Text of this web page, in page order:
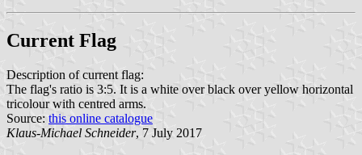
Current Flag
Description of current flag:
The flag's ratio is 3:5. It is a white over black over yellow horizontal
tricolour with centred arms.
Source: this online catalogue
Klaus-Michael Schneider, 7 July 2017